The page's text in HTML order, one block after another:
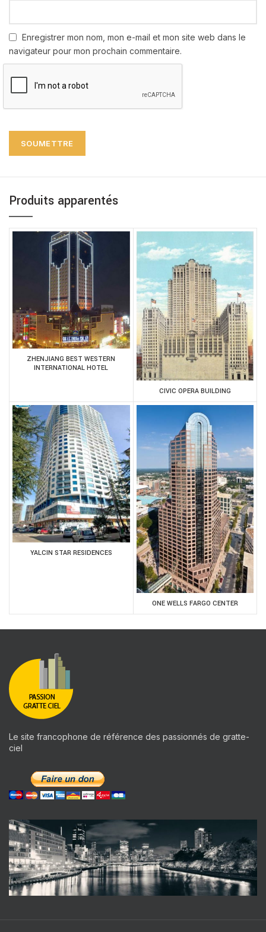
Enregistrer mon nom, mon e-mail et mon site web dans le
navigateur pour mon prochain commentaire.
Produits apparentés
ZHENJIANG BEST WESTERN
INTERNATIONAL HOTEL
CIVIC OPERA BUILDING
YALCIN STAR RESIDENCES
ONE WELLS FARGO CENTER
Le site francophone de référence des passionnés de gratte-
ciel